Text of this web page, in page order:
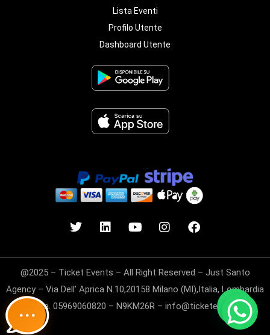
Lista Eventi
Profilo Utente
Dashboard Utente
@2025 – Ticket Events – All Right Reserved – Just Santo
Agency – Via Dell’ Aprica N.10,20158 Milano (MI),Italia, Lombardia
– P.Iva. 05969060820 – N9KM26R – info@ticketevents.it